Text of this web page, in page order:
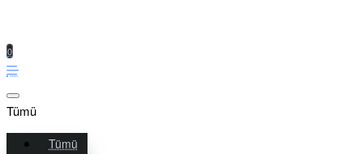
0
Tümü
Tümü